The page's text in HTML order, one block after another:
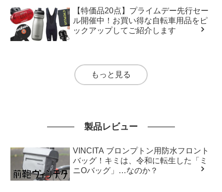
【特価品20点】プライムデー先行セー
ル開催中！お買い得な自転車用品をピ
ックアップしてご紹介します
もっと見る
製品レビュー
VINCITA ブロンプトン用防水フロント
バッグ！キミは、令和に転生した「ミ
ニOバッグ」…なのか？